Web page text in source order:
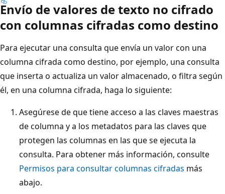
Envío de valores de texto no cifrado
con columnas cifradas como destino
Para ejecutar una consulta que envía un valor con una
columna cifrada como destino, por ejemplo, una consulta
que inserta o actualiza un valor almacenado, o filtra según
él, en una columna cifrada, haga lo siguiente:
Asegúrese de que tiene acceso a las claves maestras
de columna y a los metadatos para las claves que
protegen las columnas en las que se ejecuta la
consulta. Para obtener más información, consulte
Permisos para consultar columnas cifradas más
abajo.